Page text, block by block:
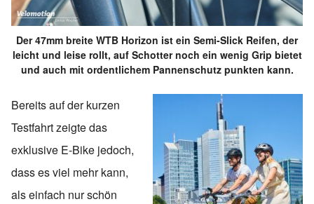
Der 47mm breite WTB Horizon ist ein Semi-Slick Reifen, der
leicht und leise rollt, auf Schotter noch ein wenig Grip bietet
und auch mit ordentlichem Pannenschutz punkten kann.
Bereits auf der kurzen
Testfahrt zeigte das
exklusive E-Bike jedoch,
dass es viel mehr kann,
als einfach nur schön